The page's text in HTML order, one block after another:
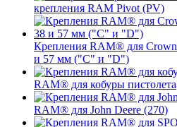
крепления RAM Pivot (PV)
Крепления RAM® для
и 57 мм ("C" и "D")
RAM® для кобуры пистолета
RAM® для John Deere (270)